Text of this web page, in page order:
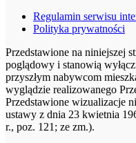
Regulamin serwisu
Polityka prywatności
Przedstawione na niniejszej
poglądowy i stanowią
przyszłym nabywcom
wyglądzie realizowanego
Przedstawione wizualizacje
ustawy z dnia 23 kwietnia
r., poz. 121; ze zm.).